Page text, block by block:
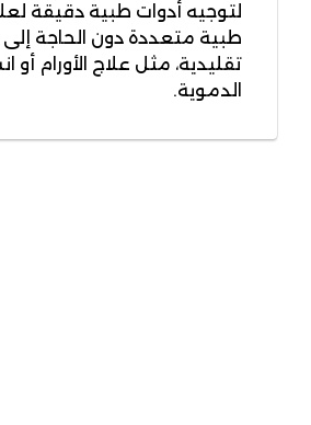
لتوجيه أدوات طبية دقيقة
طبية متعددة دون الحاجة إلى
تقليدية، مثل علاج الأورام أو
الدموية.